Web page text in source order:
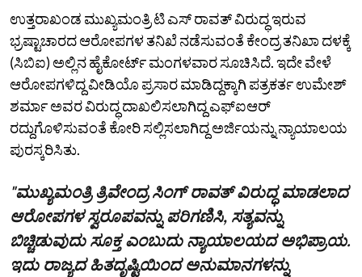
ಉತ್ತರಾಖಂಡ ಮುಖ್ಯಮಂತ್ರಿ ಟಿ ಎಸ್ ರಾವತ್ ವಿರುದ್ಧ ಇರುವ
ಭ್ರಷ್ಟಾಚಾರದ ಆರೋಪಗಳ ತನಿಖೆ ನಡೆಸುವಂತೆ ಕೇಂದ್ರ ತನಿಖಾ ದಳಕ್ಕೆ
(ಸಿಬಿಐ) ಅಲ್ಲಿನ ಹೈಕೋರ್ಟ್ ಮಂಗಳವಾರ ಸೂಚಿಸಿದೆ. ಇದೇ ವೇಳೆ
ಆರೋಪಗಳಿದ್ದ ವೀಡಿಯೊ ಪ್ರಸಾರ ಮಾಡಿದ್ದಕ್ಕಾಗಿ ಪತ್ರಕರ್ತ ಉಮೇಶ್‌‌
ಶರ್ಮಾ ಅವರ ವಿರುದ್ಧ ದಾಖಲಿಸಲಾಗಿದ್ದ ಎಫ್‌ಐಆರ್‌
ರದ್ದುಗೊಳಿಸುವಂತೆ ಕೋರಿ ಸಲ್ಲಿಸಲಾಗಿದ್ದ ಅರ್ಜಿಯನ್ನು ನ್ಯಾಯಾಲಯ
ಪುರಸ್ಕರಿಸಿತು.
"ಮುಖ್ಯಮಂತ್ರಿ ತ್ರಿವೇಂದ್ರ ಸಿಂಗ್ ರಾವತ್ ವಿರುದ್ಧ ಮಾಡಲಾದ
ಆರೋಪಗಳ ಸ್ವರೂಪವನ್ನು ಪರಿಗಣಿಸಿ, ಸತ್ಯವನ್ನು
ಬಿಚ್ಚಿಡುವುದು ಸೂಕ್ತ ಎಂಬುದು ನ್ಯಾಯಾಲಯದ ಅಭಿಪ್ರಾಯ.
ಇದು ರಾಜ್ಯದ ಹಿತದೃಷ್ಟಿಯಿಂದ ಅನುಮಾನಗಳನ್ನು